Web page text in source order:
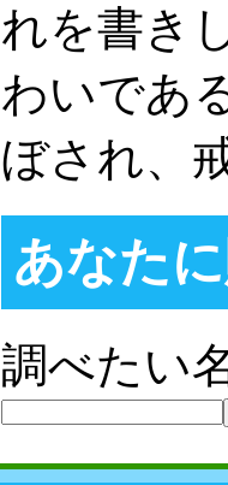
れを書き
わいであ
ぼされ、
あなた
調べたい